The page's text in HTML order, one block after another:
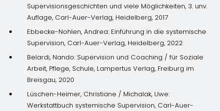
Supervisionsgeschichten und viele Möglichkeiten, 3. unv.
Auflage, Carl-Auer-Verlag, Heidelberg, 2017
Ebbecke-Nohlen, Andrea: Einführung in die systemische
Supervision, Carl-Auer-Verlag, Heidelberg, 2022
Belardi, Nando: Supervision und Coaching / für Soziale
Arbeit, Pflege, Schule, Lampertus Verlag, Freiburg im
Breisgau, 2020
Lüschen-Heimer, Christiane / Michalak, Uwe:
Werkstattbuch systemische Supervision, Carl-Auer-